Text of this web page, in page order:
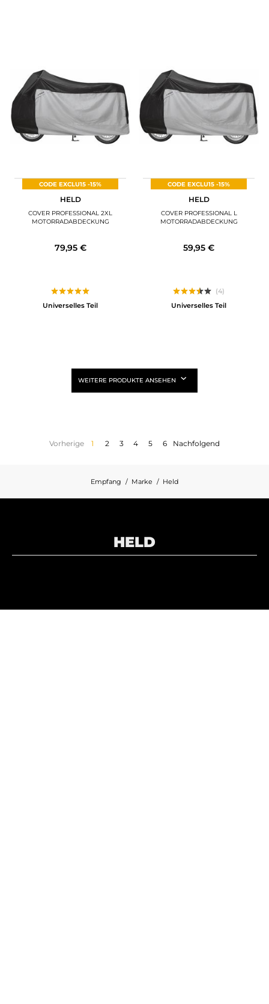
CODE EXCLU15 -15%
HELD
COVER PROFESSIONAL 2XL
MOTORRADABDECKUNG
79,95 €
Universelles Teil
CODE EXCLU15 -15%
HELD
COVER PROFESSIONAL L
MOTORRADABDECKUNG
59,95 €
(4)
Universelles Teil
WEITERE PRODUKTE ANSEHEN
Vorherige 1 2 3 4 5 6 Nachfolgend
Empfang Marke Held
HELD